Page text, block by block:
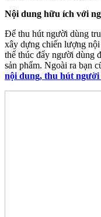
Nội dung hữu ích với
Để thu hút người dùng
xây dựng chiến lượng
thể thúc đẩy người dùng
sản phẩm. Ngoài ra bạn
nội dung, thu hút người